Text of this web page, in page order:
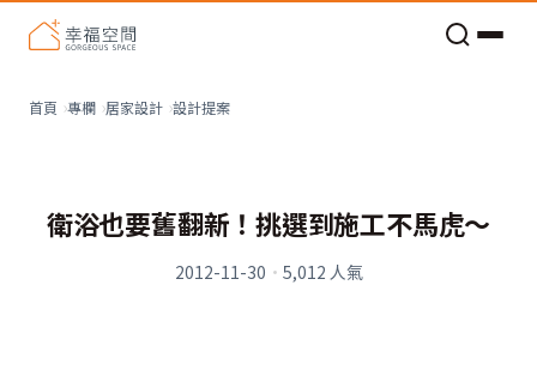
首頁 專欄 居家設計 設計提案
衛浴也要舊翻新！挑選到施工不馬虎～
2012-11-30 · 5,012 人氣